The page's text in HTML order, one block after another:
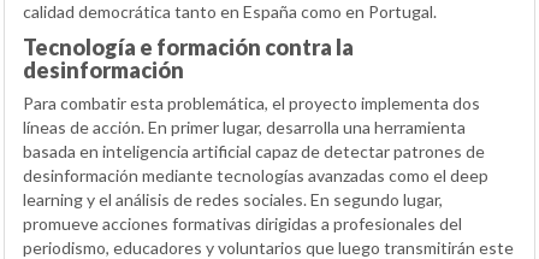
calidad democrática tanto en España como en Portugal.
Tecnología e formación contra la
desinformación
Para combatir esta problemática, el proyecto implementa dos
líneas de acción. En primer lugar, desarrolla una herramienta
basada en inteligencia artificial capaz de detectar patrones de
desinformación mediante tecnologías avanzadas como el deep
learning y el análisis de redes sociales. En segundo lugar,
promueve acciones formativas dirigidas a profesionales del
periodismo, educadores y voluntarios que luego transmitirán este